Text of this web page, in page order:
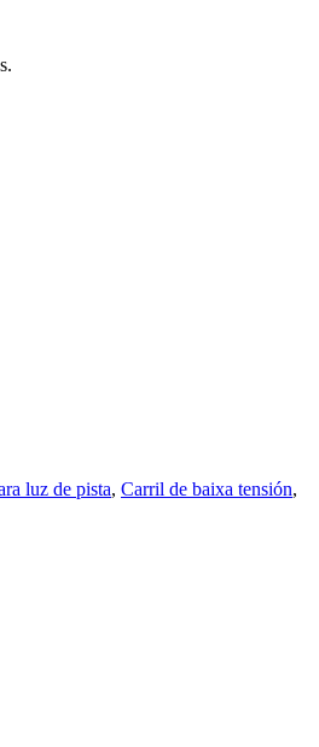
luz de pista, Carril de baixa tensión,